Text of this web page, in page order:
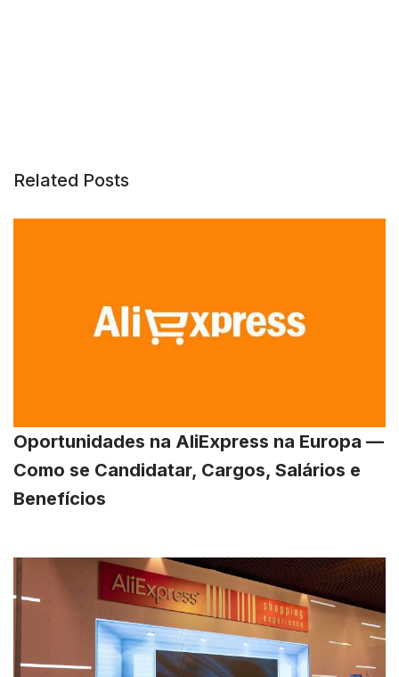
Related Posts
Oportunidades na AliExpress na Europa —
Como se Candidatar, Cargos, Salários e
Benefícios